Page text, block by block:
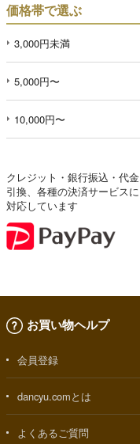
価格帯で選ぶ
3,000円未満
5,000円〜
10,000円〜
クレジット・銀行振込・代金
引換、各種の決済サービスに
対応しています
お買い物ヘルプ
会員登録
dancyu.comとは
よくあるご質問